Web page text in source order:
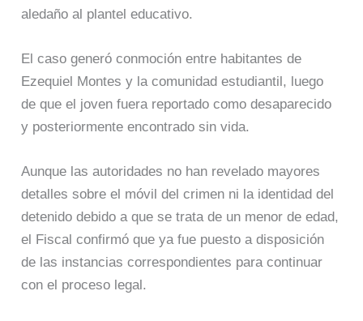
aledaño al plantel educativo.
El caso generó conmoción entre habitantes de
Ezequiel Montes y la comunidad estudiantil, luego
de que el joven fuera reportado como desaparecido
y posteriormente encontrado sin vida.
Aunque las autoridades no han revelado mayores
detalles sobre el móvil del crimen ni la identidad del
detenido debido a que se trata de un menor de edad,
el Fiscal confirmó que ya fue puesto a disposición
de las instancias correspondientes para continuar
con el proceso legal.